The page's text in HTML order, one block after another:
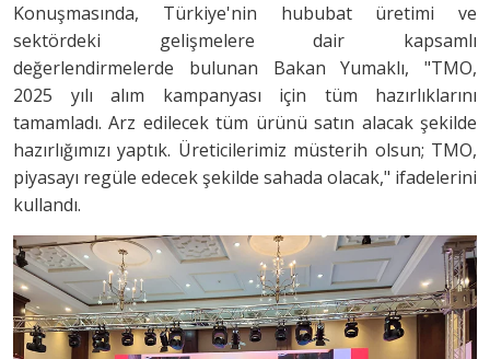
Konuşmasında, Türkiye'nin hububat üretimi ve
sektördeki gelişmelere dair kapsamlı
değerlendirmelerde bulunan Bakan Yumaklı, "TMO,
2025 yılı alım kampanyası için tüm hazırlıklarını
tamamladı. Arz edilecek tüm ürünü satın alacak şekilde
hazırlığımızı yaptık. Üreticilerimiz müsterih olsun; TMO,
piyasayı regüle edecek şekilde sahada olacak," ifadelerini
kullandı.